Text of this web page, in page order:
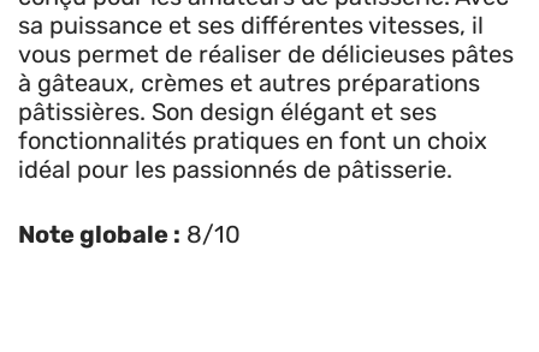
sa puissance et ses différentes vitesses, il
vous permet de réaliser de délicieuses pâtes
à gâteaux, crèmes et autres préparations
pâtissières. Son design élégant et ses
fonctionnalités pratiques en font un choix
idéal pour les passionnés de pâtisserie.
Note globale : 8/10